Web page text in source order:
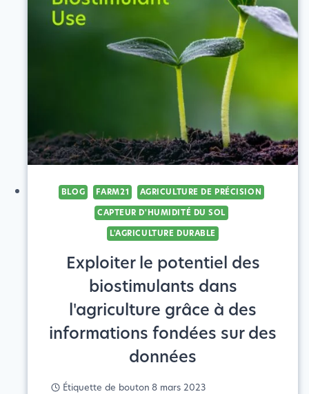
BLOG FARM21
AGRICULTURE DE PRÉCISION
CAPTEUR D'HUMIDITÉ DU SOL
L'AGRICULTURE DURABLE
Exploiter le potentiel des
biostimulants dans
l'agriculture grâce à des
informations fondées sur des
données
Étiquette de bouton 8 mars 2023